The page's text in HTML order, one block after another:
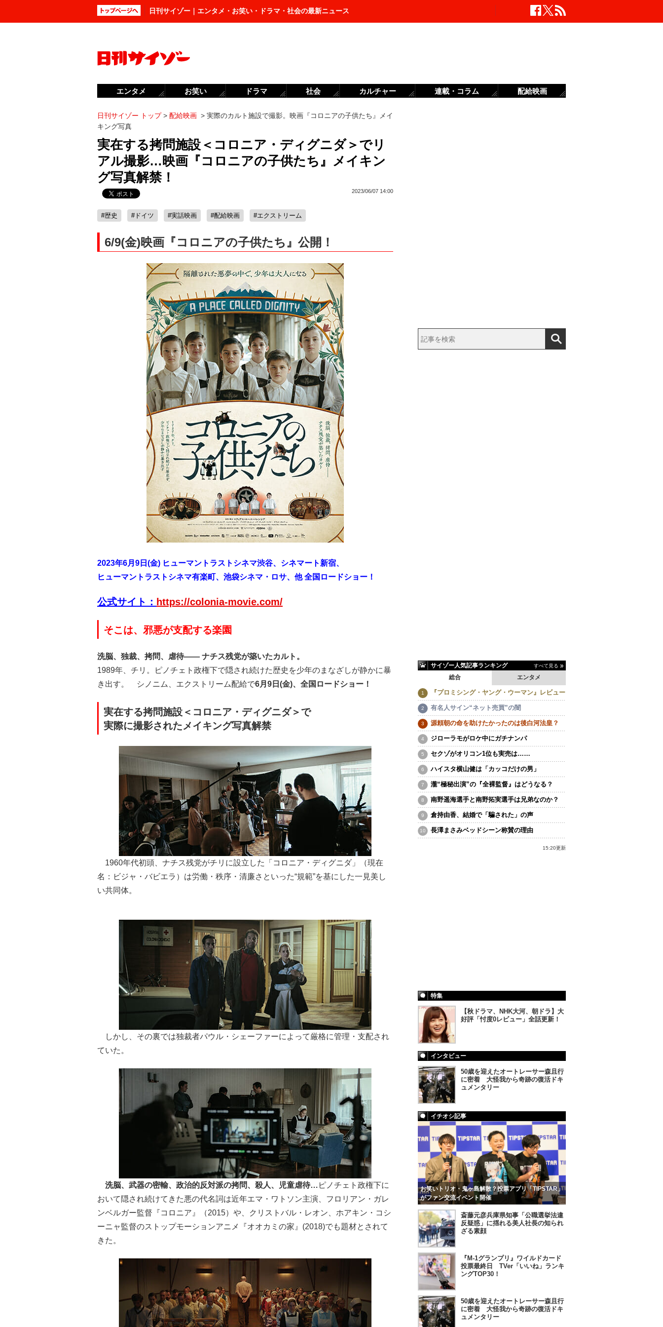
日刊サイゾー｜エンタメ・お笑い・ドラマ・社会の最新ニュース
日刊サイゾー トップ> 配給映画 > 実際のカルト施設で撮影。映画『コロニアの子供たち』メイ
キング写真
実在する拷問施設＜コロニア・ディグニダ＞でリ
アル撮影…映画『コロニアの子供たち』メイキン
グ写真解禁！
2023/06/07 14:00
#歴史 #ドイツ #実話映画 #配給映画 #エクストリーム
6/9(金)映画『コロニアの子供たち』公開！
2023年6月9日(金) ヒューマントラストシネマ渋谷、シネマート新宿、
ヒューマントラストシネマ有楽町、池袋シネマ・ロサ、 他 全国ロードショー！
公式サイト： https://colonia-movie.com/
そこは、邪悪が支配する楽園
洗脳、独裁、拷問、虐待―― ナチス残党が築いたカルト。
1989年、チリ。ピノチェト政権下で隠され続けた歴史を少年のまなざしが静かに暴
き出す。 シノニム、エクストリーム配給で6月9日(金)、全国ロードショー！
実在する拷問施設＜コロニア・ディグニダ＞で
実際に撮影されたメイキング写真解禁
1960年代初頭、ナチス残党がチリに設立した「コロニア・ディグニダ」（現在
名：ビジャ・バビエラ）は労働・秩序・清廉さといった“規範”を基にした一見美し
い共同体。
しかし、その裏では独裁者パウル・シェーファーによって厳格に管理・支配され
ていた。
洗脳、武器の密輸、政治的反対派の拷問、殺人、児童虐待… ピノチェト政権下に
おいて隠され続けてきた悪の代名詞は近年エマ・ワトソン主演、フロリアン・ガレ
ンベルガー監督『コロニア』（2015）や、クリストバル・レオン、ホアキン・コシ
ーニャ監督のストップモーションアニメ『オオカミの家』(2018)でも題材とされて
きた。
サイゾー人気記事ランキング すべて見る
エンタメ
総合
『プロミシング・ヤング・ウーマン』レビュー
有名人サイン“ネット売買”の闇
源頼朝の命を助けたかったのは後白河法皇？
ジローラモがロケ中にガチナンパ
セクゾがオリコン1位も実売は……
ハイスタ横山健は「カッコだけの男」
瀧“極秘出演”の『全裸監督』はどうなる？
南野遥海選手と南野拓実選手は兄弟なのか？
倉持由香、結婚で「騙された」の声
長澤まさみベッドシーン称賛の理由
15:20更新
特集
【秋ドラマ、NHK大河、朝ドラ】大
好評「忖度0レビュー」全話更新！
インタビュー
50歳を迎えたオートレーサー森且行
に密着 大怪我から奇跡の復活ドキ
ュメンタリー
イチオシ記事
お笑いトリオ・鬼ヶ島解散？投票アプリ「TIPSTAR」
がファン交流イベント開催
斎藤元彦兵庫県知事「公職選挙法違
反疑惑」に揺れる美人社長の知られ
ざる素顔
『M-1グランプリ』ワイルドカード
投票最終日 TVer「いいね」ランキ
ングTOP30！
50歳を迎えたオートレーサー森且行
に密着 大怪我から奇跡の復活ドキ
ュメンタリー
エンタメ お笑い ドラマ 社会 カルチャー 連載・コラム 配給映画